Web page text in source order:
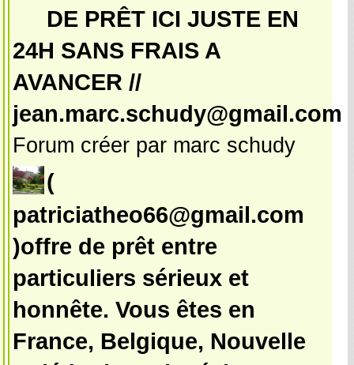
DE PRÊT ICI JUSTE EN
24H SANS FRAIS A
AVANCER //
jean.marc.schudy@gmail.com
Forum créer par marc schudy
(
patriciatheo66@gmail.com
)offre de prêt entre
particuliers sérieux et
honnête. Vous êtes en
France, Belgique, Nouvelle